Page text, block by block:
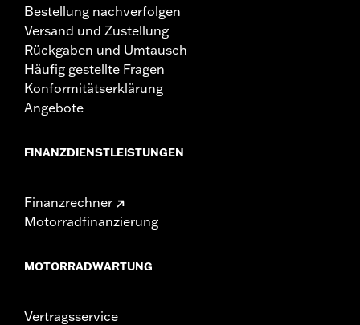
Bestellung nachverfolgen
Versand und Zustellung
Rückgaben und Umtausch
Häufig gestellte Fragen
Konformitätserklärung
Angebote
FINANZDIENSTLEISTUNGEN
Finanzrechner
Motorradfinanzierung
MOTORRADWARTUNG
Vertragsservice